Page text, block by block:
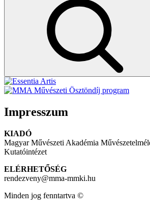
Impresszum
KIADÓ
Magyar Művészeti Akadémia
Kutatóintézet
ELÉRHETŐSÉG
rendezveny@mma-mmki.hu
Minden jog fenntartva ©